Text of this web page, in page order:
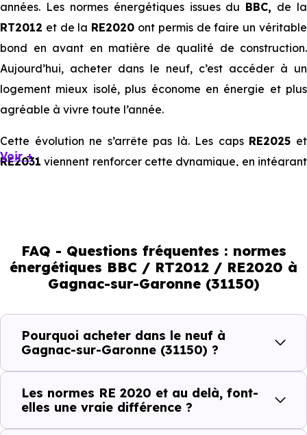
années. Les normes énergétiques issues du BBC, de la
RT2012 et de la RE2020 ont permis de faire un véritable
bond en avant en matière de qualité de construction.
Aujourd’hui, acheter dans le neuf, c’est accéder à un
logement mieux isolé, plus économe en énergie et plus
agréable à vivre toute l’année.
Cette évolution ne s’arrête pas là. Les caps RE2025 et
RE2031 viennent renforcer cette dynamique, en intégrant
immobilier, en valorisant les biens les plus performants.
En résumé :
Normes énergétiques de
l’immobilier neuf
Isolations thermiques
et phoniques
Voir +
FAQ - Questions fréquentes : normes
énergétiques BBC / RT2012 / RE2020 à
Gagnac-sur-Garonne (31150)
Pourquoi acheter dans le neuf à
Gagnac-sur-Garonne (31150) ?
Les normes RE 2020 et au delà, font-
elles une vraie différence ?